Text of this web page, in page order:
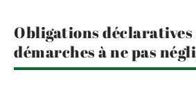
Obligations déclaratives
démarches à ne pas